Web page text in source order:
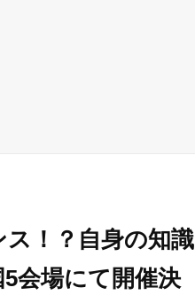
！？自身の知識
会場にて開催決